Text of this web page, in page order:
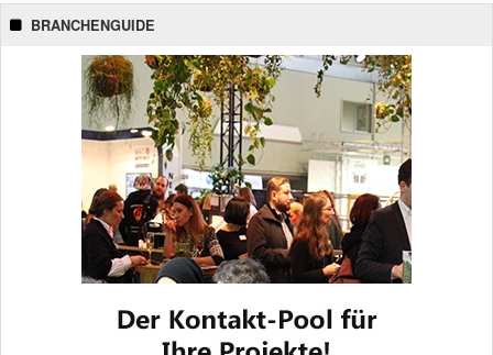
BRANCHENGUIDE